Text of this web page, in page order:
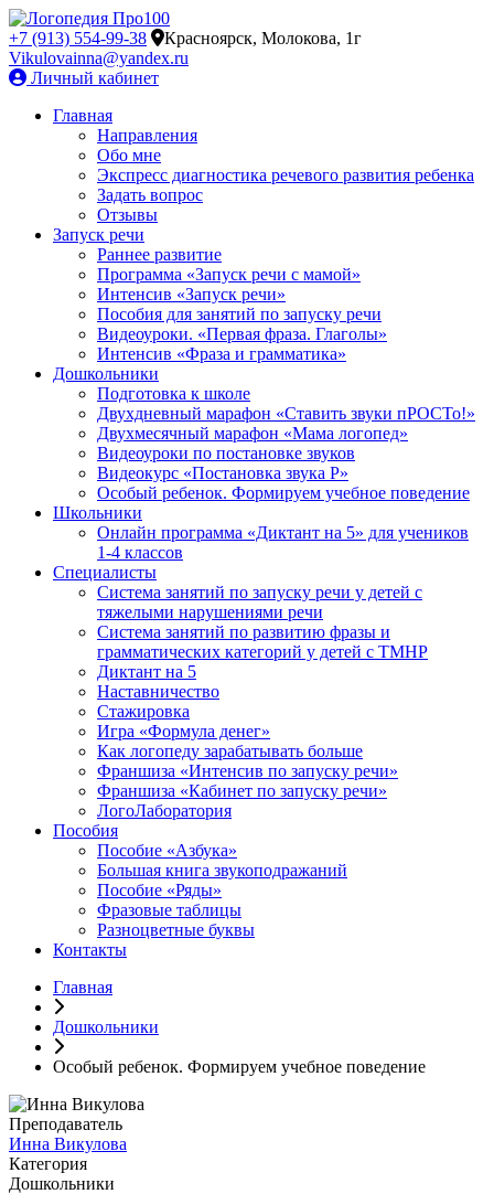
+7 (913) 554-99-38
Красноярск, Молокова, 1г
Vikulovainna@yandex.ru
Личный кабинет
Главная
Направления
Обо мне
Экспресс диагностика речевого развития ребенка
Задать вопрос
Отзывы
Запуск речи
Раннее развитие
Программа «Запуск речи с мамой»
Интенсив «Запуск речи»
Пособия для занятий по запуску речи
Видеоуроки. «Первая фраза. Глаголы»
Интенсив «Фраза и грамматика»
Дошкольники
Подготовка к школе
Двухдневный марафон «Ставить звуки пРОСТо!»
Двухмесячный марафон «Мама логопед»
Видеоуроки по постановке звуков
Видеокурс «Постановка звука Р»
Особый ребенок. Формируем учебное поведение
Школьники
Онлайн программа «Диктант на 5» для учеников
1-4 классов
Специалисты
Система занятий по запуску речи у детей с
тяжелыми нарушениями речи
Система занятий по развитию фразы и
грамматических категорий у детей с ТМНР
Диктант на 5
Наставничество
Стажировка
Игра «Формула денег»
Как логопеду зарабатывать больше
Франшиза «Интенсив по запуску речи»
Франшиза «Кабинет по запуску речи»
ЛогоЛаборатория
Пособия
Пособие «Азбука»
Большая книга звукоподражаний
Пособие «Ряды»
Фразовые таблицы
Разноцветные буквы
Контакты
Главная
Дошкольники
Особый ребенок. Формируем учебное поведение
Преподаватель
Инна Викулова
Категория
Дошкольники